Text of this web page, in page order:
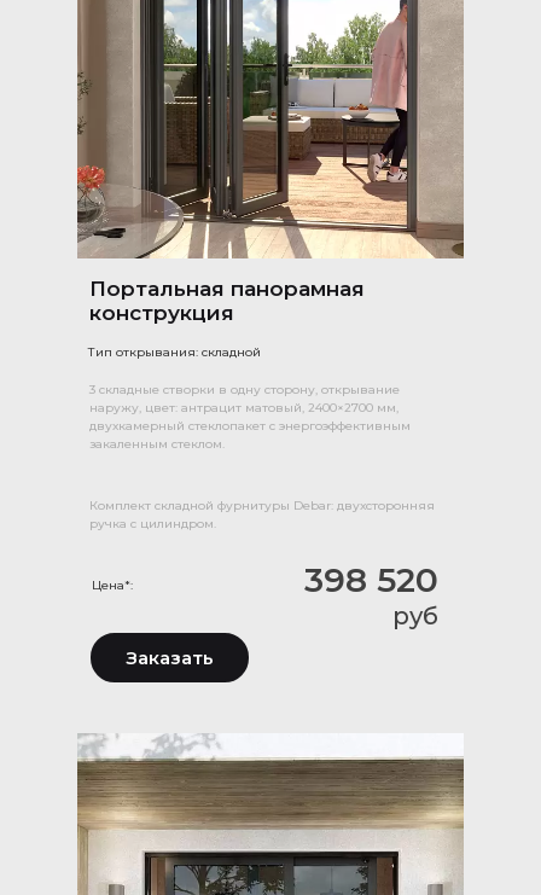
398 520
руб
Портальная панорамная
конструкция
Тип открывания: складной
3 складные створки в одну сторону, открывание
наружу, цвет: антрацит матовый, 2400×2700 мм,
двухкамерный стеклопакет с энергоэффективным
закаленным стеклом.
Комплект складной фурнитуры Debar: двухсторонняя
ручка с цилиндром.
Цена*:
Заказать